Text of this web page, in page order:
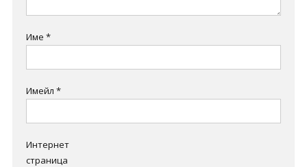
Име *
Имейл *
Интернет
страница